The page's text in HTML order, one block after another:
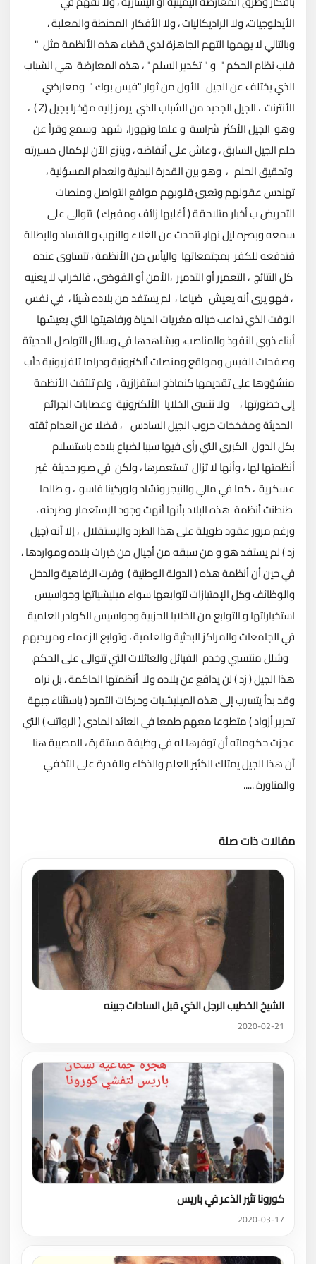
الأيدلوجيات، ولا الراديكاليات ، ولا الأفكار المحنطة والمعلبة ،
وبالتالي لا يهمها التهم الجاهزة لدي قضاء هذه الأنظمة مثل "
قلب نظام الحكم " و " تكدير السلم " ، هذه المعارضة هي الشباب
الذي يختلف عن الجيل الأول من ثوار "فيس بوك " ومعارضي
الأنترنت ، الجيل الجديد من الشباب الذي يرمز إليه مؤخرا بجيل (Z ) ،
وهو الجيل الأكثر شراسة و علما وتهورا، شهد وسمع وقرأ عن
حلم الجيل السابق ، وعاش على أنقاضه ، وينزع الآن لإكمال مسيرته
وتحقيق الحلم ، وهو بين القدرة البدنية وانعدام المسؤلية ،
تهندس عقولهم وتعبئ قلوبهم مواقع التواصل ومنصات
التحريض ب أخبار متلاحقة ( أغلبها زائف ومفبرك ) تتوالى على
سمعه وبصره ليل نهار، تتحدث عن الغلاء والنهب و الفساد والبطالة
فتدفعه للكفر بمجتمعاتها واليأس من الأنظمة ، تتساوى عنده
كل النتائج ، التعمير أو التدمير ،الأمن أو الفوضى ، فالخراب لا يعنيه
، فهو يرى أنه يعيش ضياعا ، لم يستفد من بلاده شيئا ، في نفس
الوقت الذي تداعب خياله مغريات الحياة ورفاهيتها التي يعيشها
أبناء ذوي النفوذ والمناصب، ويشاهدها في وسائل التواصل الحديثة
وصفحات الفيس ومواقع ومنصات ألكترونية ودراما تلفزيونية دأب
منشؤوها على تقديمها كنماذج استفزازية ، ولم تلتفت الأنظمة
إلى خطورتها ، ولا ننسى الخلايا الألكترونية وعصابات الجرائم
الحديثة ومفخخات حروب الجيل السادس ، فضلا عن انعدام ثقته
بكل الدول الكبرى التي رأى فيها سببا لضياع بلاده باستسلام
أنظمتها لها ، وأنها لا تزال تستعمرها ، ولكن في صور حديثة غير
عسكرية ، كما في مالي والنيجر وتشاد ولوركينا فاسو ، و طالما
طنطنت أنظمة هذه البلاد بأنها أنهت وجود الإستعمار وطردته ،
ورغم مرور عقود طويلة على هذا الطرد والإستقلال ، إلا أنه (جيل
زد ) لم يستفد هو و من سبقه من أجيال من خيرات بلاده ومواردها ،
في حين أن أنظمة هذه ( الدولة الوطنية ) وفرت الرفاهية والدخل
والوظائف وكل الإمتيازات لتوابعها سواء ميليشياتها وجواسيس
استخباراتها و التوابع من الخلايا الحزبية وجواسيس الكوادر العلمية
في الجامعات والمراكز البحثية والعلمية ، وتوابع الزعماء ومريديهم
وشلل منتسبي وخدم القبائل والعائلات التي تتوالى على الحكم.
هذا الجيل ( زد ) لن يدافع عن بلاده ولا أنظمتها الحاكمة ، بل نراه
وقد بدأ يتسرب إلى هذه الميليشيات وحركات التمرد ( باستثناء جبهة
تحرير أزواد ) متطوعا معهم طمعا في العائد المادي ( الرواتب ) التي
عجزت حكوماته أن توفرها له في وظيفة مستقرة ، المصيبة هنا
أن هذا الجيل يمتلك الكثير العلم والذكاء والقدرة على التخفي
والمناورة .....
مقالات ذات صلة
الشيخ الخطيب الرجل الذي قبل السادات جبينه
2020-02-21
كورونا تثير الذعر في باريس
2020-03-17